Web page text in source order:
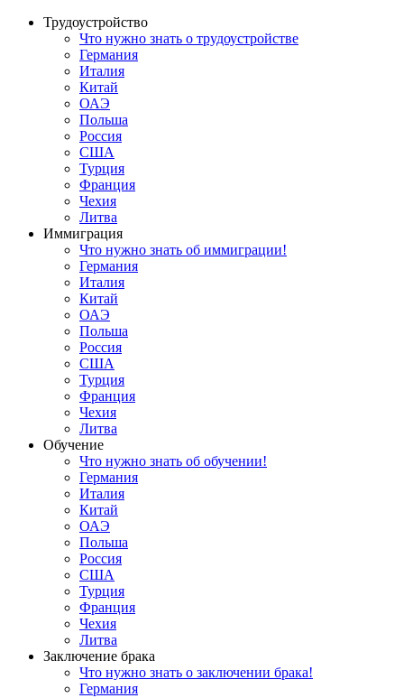
Трудоустройство
Что нужно знать о трудоустройстве
Германия
Италия
Китай
ОАЭ
Польша
Россия
США
Турция
Франция
Чехия
Литва
Иммиграция
Что нужно знать об иммиграции!
Германия
Италия
Китай
ОАЭ
Польша
Россия
США
Турция
Франция
Чехия
Литва
Обучение
Что нужно знать об обучении!
Германия
Италия
Китай
ОАЭ
Польша
Россия
США
Турция
Франция
Чехия
Литва
Заключение брака
Что нужно знать о заключении брака!
Германия